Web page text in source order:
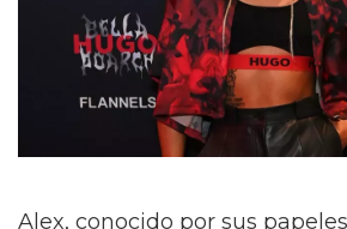
Alex, conocido por sus